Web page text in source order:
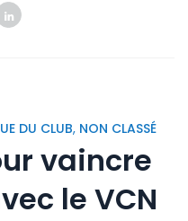
DU CLUB, NON CLASSÉ
vaincre
le VCN